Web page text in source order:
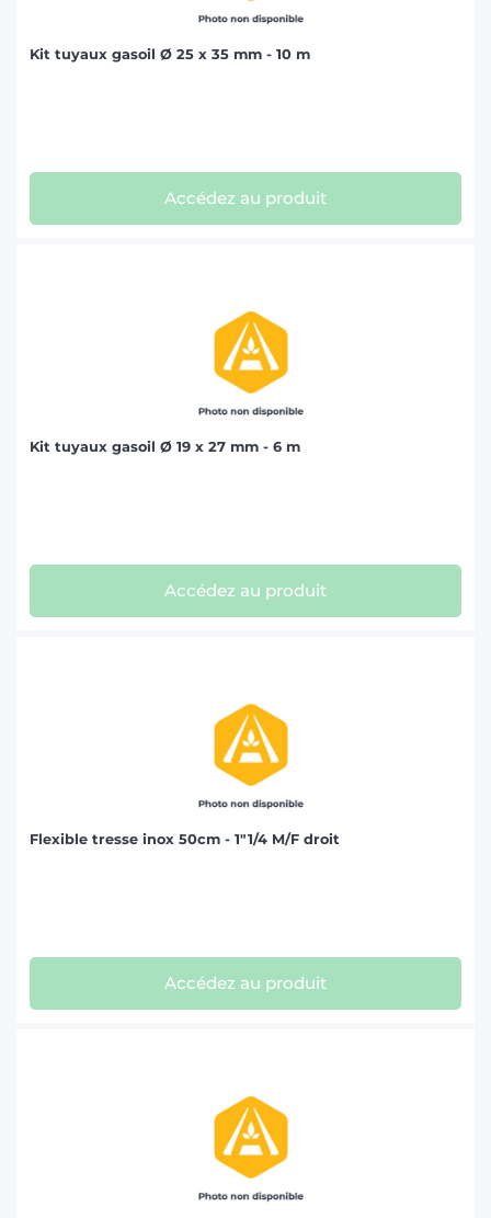
Kit tuyaux gasoil Ø 25 x 35 mm - 10 m
Accédez au produit
Kit tuyaux gasoil Ø 19 x 27 mm - 6 m
Accédez au produit
Flexible tresse inox 50cm - 1"1/4 M/F droit
Accédez au produit